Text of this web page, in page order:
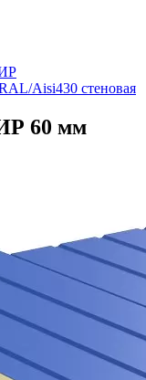
Aisi430 стеновая
60 мм